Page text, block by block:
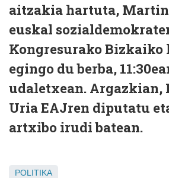
aitzakia hartuta,
euskal
Kongresurako Bizkaiko
egingo du berba,
udaletxean. Argazkian,
Uria EAJren diputatu
artxibo irudi batean.
POLITIKA